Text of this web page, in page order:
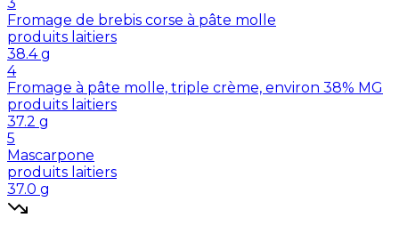
Fromage de brebis corse à pâte molle
produits laitiers
38.4 g
4
Fromage à pâte molle, triple crème, environ 38% MG
produits laitiers
37.2 g
5
Mascarpone
produits laitiers
37.0 g